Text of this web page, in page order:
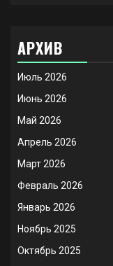
АРХИВ
Июль 2026
Июнь 2026
Май 2026
Апрель 2026
Март 2026
Февраль 2026
Январь 2026
Ноябрь 2025
Октябрь 2025